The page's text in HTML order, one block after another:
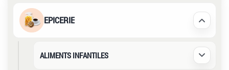
EPICERIE Déplier
ALIMENTS INFANTILES Déplier